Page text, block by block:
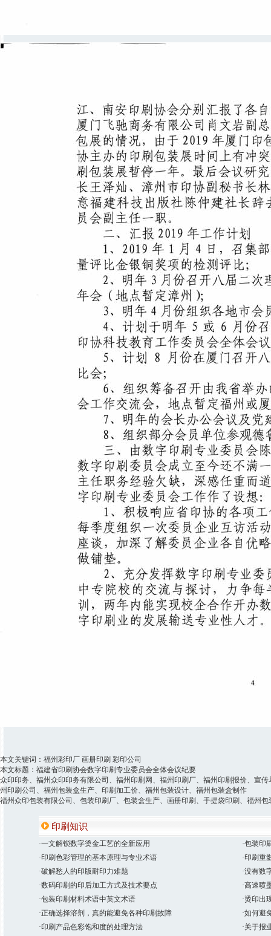
本文关键词：福州彩印厂 画册印刷 彩印公司
本文标题：福建省印刷协会数字印刷专业委员会全体会议纪要
众印印务、福州众印印务有限公司、福州印刷网、福州印刷厂、福州印刷报价、宣
州印刷公司、福州包装盒生产、印刷加工价、福州包装设计、福州包装盒制作
福州众印包装有限公司、包装印刷厂、包装盒生产、画册印刷、手提袋印刷、福州
印刷知识
·一文解锁数字烫金工艺的全新应用
·包装印
·印刷色彩管理的基本原理与专业术语
·印刷重
·破解愁人的印版耐印力难题
·没有数
·数码印刷的印后加工方式及技术要点
·高速喷
·包装印刷材料术语中英文术语
·烫印出
·正确选择溶剂，真的能避免各种印刷故障
·如何避
·印刷产品色彩饱和度的处理方法
·关于报